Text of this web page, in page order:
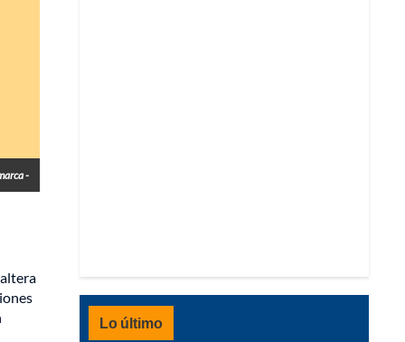
-
Lo último